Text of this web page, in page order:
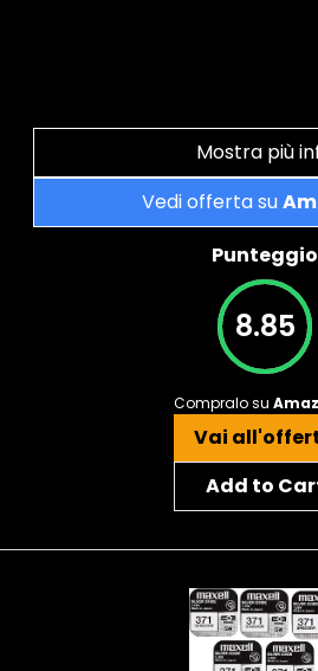
Mostra più
Vedi offerta su
Punteggio
8.85
Compralo su
Vai
Add to